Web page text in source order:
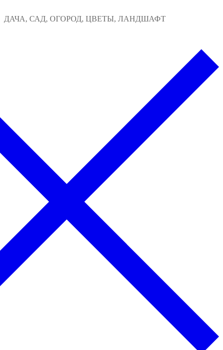
к
ДАЧА, САД, ОГОРОД, ЦВЕТЫ, ЛАНДШАФТ